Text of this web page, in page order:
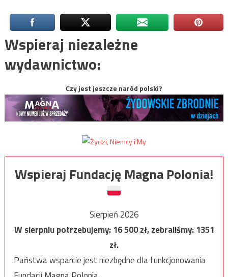
Wspieraj niezależne
wydawnictwo:
Czy jest jeszcze naród polski?
Wspieraj Fundację Magna Polonia!
Sierpień 2026
W sierpniu potrzebujemy:16 500zł, zebraliśmy:1351
zł.
Państwa wsparcie jest niezbędne dla funkcjonowania